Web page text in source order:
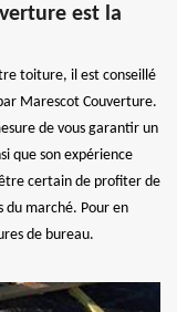
est la
toiture, il est conseillé
Marescot Couverture.
de vous garantir un
que son expérience
certain de profiter de
du marché. Pour en
de bureau.